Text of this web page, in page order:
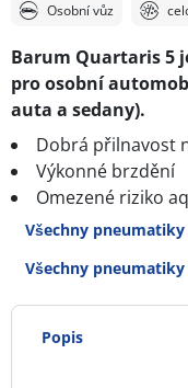
Osobní vůz
Barum Quartaris 5
pro osobní
auta a sedany).
Dobrá přilnavost
Výkonné brzdění
Omezené riziko
Všechny pneumatiky
Všechny pneumatiky‎
Popis